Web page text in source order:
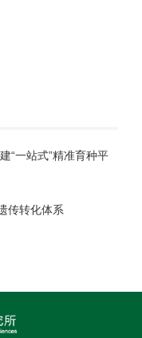
“一站式”精准育种平
传转化体系